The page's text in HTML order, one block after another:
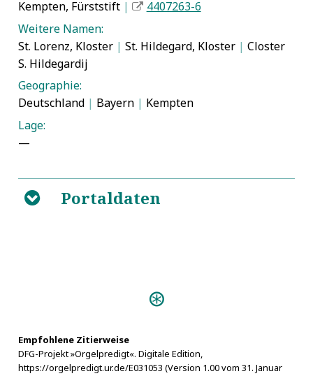
Kempten, Fürststift |
4407263-6
Weitere Namen:
St. Lorenz, Kloster | St. Hildegard, Kloster | Closter
S. Hildegardij
Geographie:
Deutschland | Bayern | Kempten
Lage:
—
B Portaldaten
Vlmische Orgel Predigt (Ulm
Davids Vermahnung (Dresden
1711)
Empfohlene Zitierweise
DFG-Projekt »Orgelpredigt«. Digitale Edition,
https://orgelpredigt.ur.de/E031053 (Version 1.00 vom 31. Januar